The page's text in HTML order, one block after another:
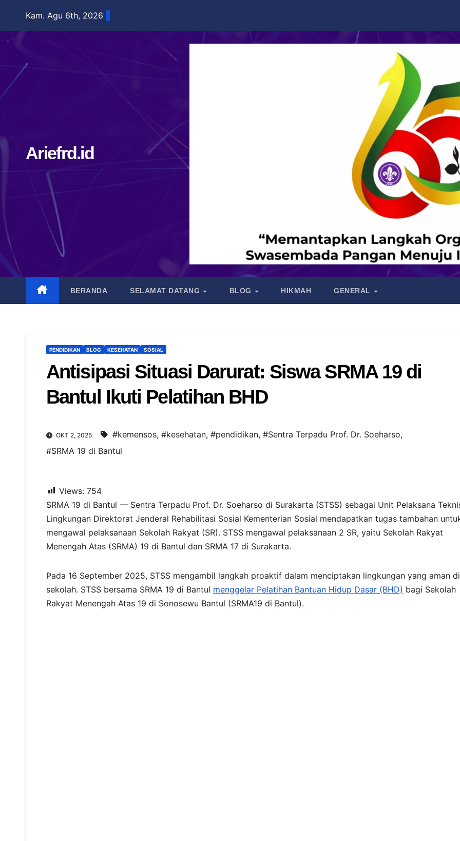
content
Kam. Agu 6th, 2026
Ariefrd.id
BERANDA SELAMAT DATANG BLOG HIKMAH GENERAL
PENDIDIKAN BLOG KESEHATAN SOSIAL
Antisipasi Situasi Darurat: Siswa SRMA 19 di
Bantul Ikuti Pelatihan BHD
OKT 2, 2025 #kemensos, #kesehatan, #pendidikan, #Sentra Terpadu Prof. Dr. Soeharso,
#SRMA 19 di Bantul
Views: 754
SRMA 19 di Bantul — Sentra Terpadu Prof. Dr. Soeharso di Surakarta (STSS) sebagai Unit Pelaksana
Lingkungan Direktorat Jenderal Rehabilitasi Sosial Kementerian Sosial mendapatkan tugas tambahan
mengawal pelaksanaan Sekolah Rakyat (SR). STSS mengawal pelaksanaan 2 SR, yaitu Sekolah Rakyat
Menengah Atas (SRMA) 19 di Bantul dan SRMA 17 di Surakarta.
Pada 16 September 2025, STSS mengambil langkah proaktif dalam menciptakan lingkungan yang aman di
sekolah. STSS bersama SRMA 19 di Bantul menggelar Pelatihan Bantuan Hidup Dasar (BHD) bagi Sekolah
Rakyat Menengah Atas 19 di Sonosewu Bantul (SRMA19 di Bantul).